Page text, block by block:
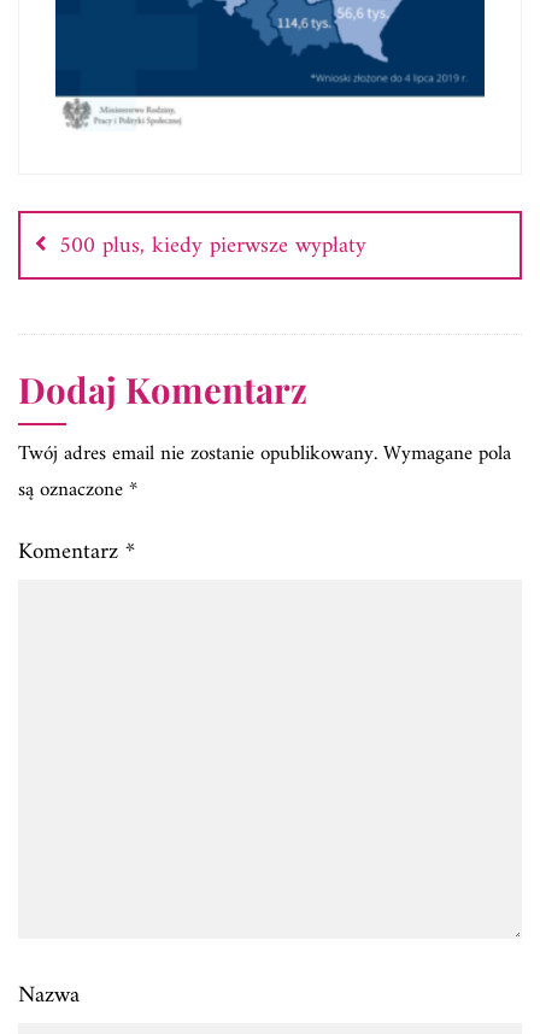
Nawigacja
wpisu
500 plus, kiedy pierwsze wypłaty
Dodaj Komentarz
Twój adres email nie zostanie opublikowany.Wymagane pola
są oznaczone*
Komentarz*
Nazwa